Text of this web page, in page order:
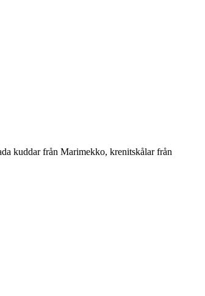
kuddar från Marimekko, krenitskålar från